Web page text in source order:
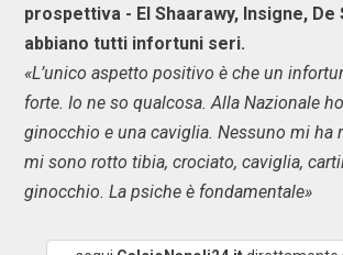
prospettiva - El Shaarawy, Insigne, De
abbiano tutti infortuni seri.
«L’unico aspetto positivo è che un
forte. Io ne so qualcosa. Alla Nazionale
ginocchio e una caviglia. Nessuno mi ha
mi sono rotto tibia, crociato, caviglia,
ginocchio. La psiche è fondamentale»